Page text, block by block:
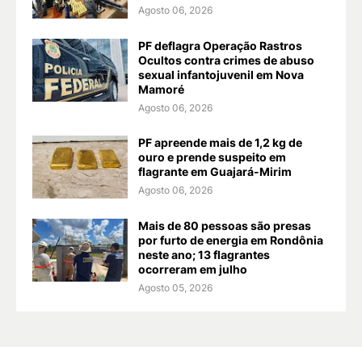
Agosto 06, 2026
PF deflagra Operação Rastros
Ocultos contra crimes de abuso
sexual infantojuvenil em Nova
Mamoré
Agosto 06, 2026
PF apreende mais de 1,2 kg de
ouro e prende suspeito em
flagrante em Guajará-Mirim
Agosto 06, 2026
Mais de 80 pessoas são presas
por furto de energia em Rondônia
neste ano; 13 flagrantes
ocorreram em julho
Agosto 05, 2026